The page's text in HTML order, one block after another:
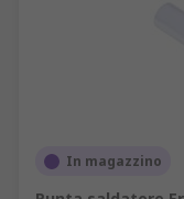
In magazzino